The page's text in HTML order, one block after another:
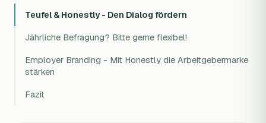
Teufel & Honestly - Den Dialog fördern
Jährliche Befragung? Bitte gerne flexibel!
Employer Branding - Mit Honestly die Arbeitgebermarke
stärken
Fazit